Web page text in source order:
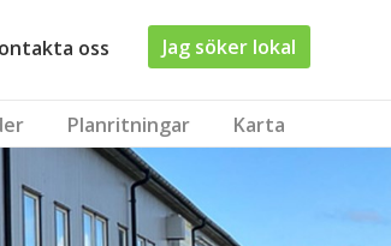
oss Jag söker lokal
Planritningar Karta